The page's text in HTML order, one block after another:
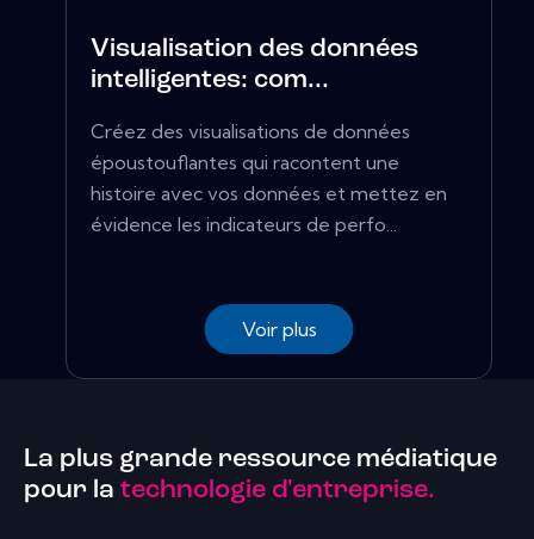
Visualisation des données
intelligentes: com...
Créez des visualisations de données
époustouflantes qui racontent une
histoire avec vos données et mettez en
évidence les indicateurs de perfo...
Voir plus
La plus grande ressource médiatique
pour la technologie d'entreprise.